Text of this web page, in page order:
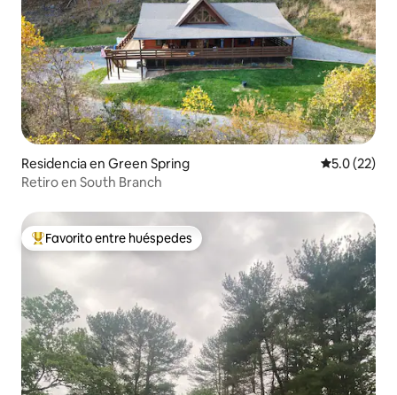
Residencia en Green Spring Calificación
5.0 (22)
Retiro en South Branch
De los mejores en Favorito entre huéspedes
Favorito entre huéspedes